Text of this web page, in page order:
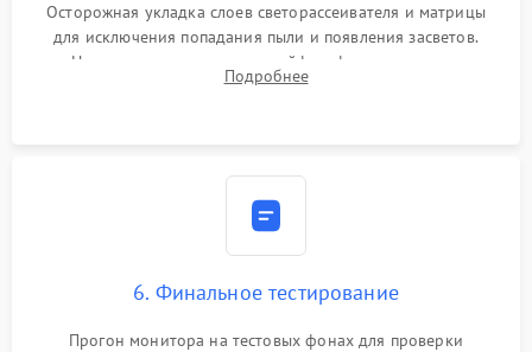
Осторожная укладка слоев светорассеивателя и матрицы
для исключения попадания пыли и появления засветов.
Надежное подключение шлейфов, фиксация плат и
аккуратное защелкивание пластикового корпуса монитора.
Подробнее
6. Финальное тестирование
Прогон монитора на тестовых фонах для проверки